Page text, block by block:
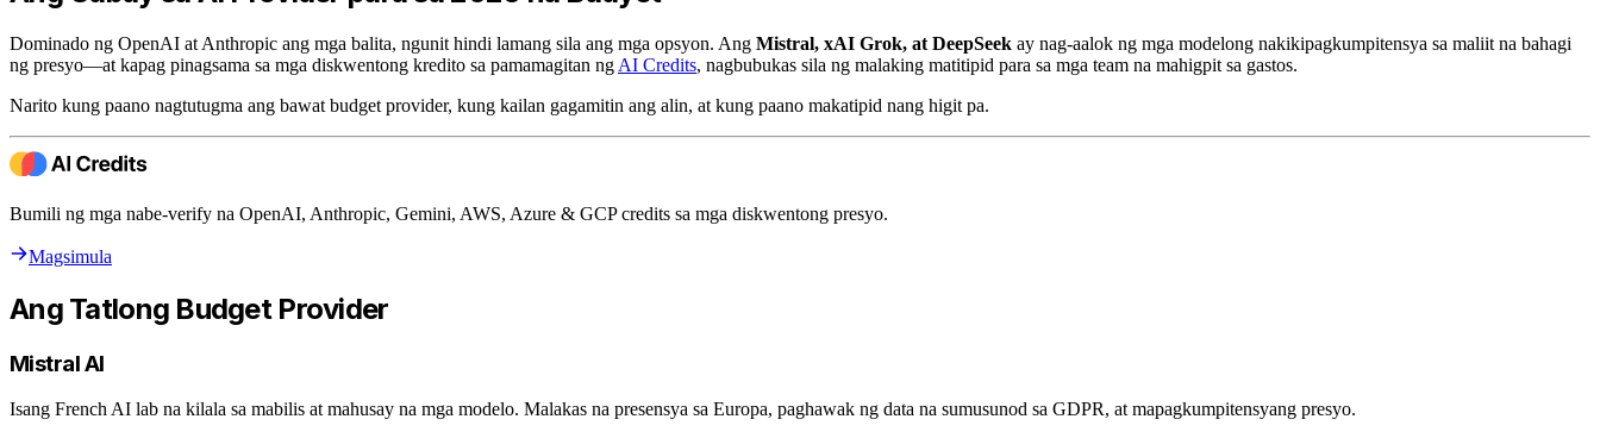
Dominado ng OpenAI at Anthropic ang mga balita, ngunit hindi lamang sila ang mga opsyon. Ang Mistral, xAI Grok, at DeepSeek ay nag-aalok ng mga modelong nakikipagkumpitensya sa maliit na bahagi
ng presyo—at kapag pinagsama sa mga diskwentong kredito sa pamamagitan ng AI Credits, nagbubukas sila ng malaking matitipid para sa mga team na mahigpit sa gastos.
Narito kung paano nagtutugma ang bawat budget provider, kung kailan gagamitin ang alin, at kung paano makatipid nang higit pa.
Bumili ng mga nabe-verify na OpenAI, Anthropic, Gemini, AWS, Azure & GCP credits sa mga diskwentong presyo.
Magsimula
Ang Tatlong Budget Provider
Mistral AI
Isang French AI lab na kilala sa mabilis at mahusay na mga modelo. Malakas na presensya sa Europa, paghawak ng data na sumusunod sa GDPR, at mapagkumpitensyang presyo.